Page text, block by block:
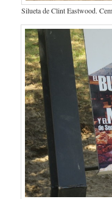
Silueta de Clint Eastwood.